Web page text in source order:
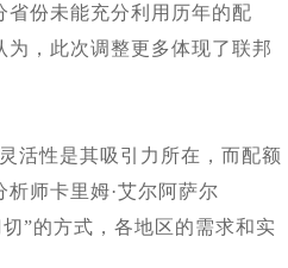
份未能充分利用历年的配
，此次调整更多体现了联邦
活性是其吸引力所在，而配额
师卡里姆·艾尔阿萨尔
”的方式，各地区的需求和实